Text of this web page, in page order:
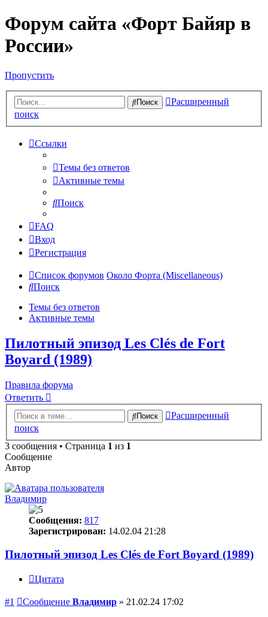
Форум сайта «Форт Байяр в
России»
Пропустить
Поиск
Расширенный
поиск
Ссылки
Темы без ответов
Активные темы
Поиск
FAQ
Вход
Регистрация
Список форумов Около Форта (Miscellaneous)
Поиск
Темы без ответов
Активные темы
Пилотный эпизод Les Clés de Fort
Boyard (1989)
Правила форума
Ответить
Поиск
Расширенный
поиск
3 сообщения • Страница 1 из 1
Сообщение
Автор
Владимир
Сообщения: 817
Зарегистрирован: 14.02.04 21:28
Пилотный эпизод Les Clés de Fort Boyard (1989)
Цитата
#1 Сообщение Владимир » 21.02.24 17:02